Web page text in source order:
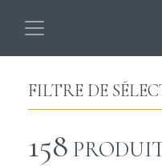
FILTRE DE
158